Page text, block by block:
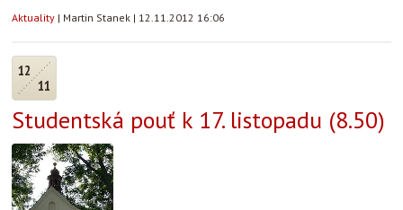
Aktuality | Martin Stanek | 12.11.2012 16:06
12
11
Studentská pouť k 17. listopadu (8.50)